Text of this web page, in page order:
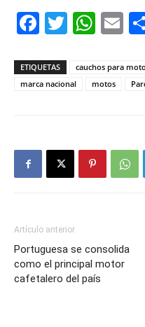
Facebook
Twitter
ETIQUETAS cauchos para
marca nacional
motos
Artículo anterior
Portuguesa se consolida
como el principal motor
cafetalero del país